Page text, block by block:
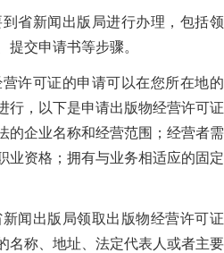
省新闻出版局进行办理，包括领
提交申请书等步骤。
许可证的申请可以在您所在地的
行，以下是申请出版物经营许可证
的企业名称和经营范围；经营者需
业资格；拥有与业务相适应的固定
闻出版局领取出版物经营许可证
名称、地址、法定代表人或者主要